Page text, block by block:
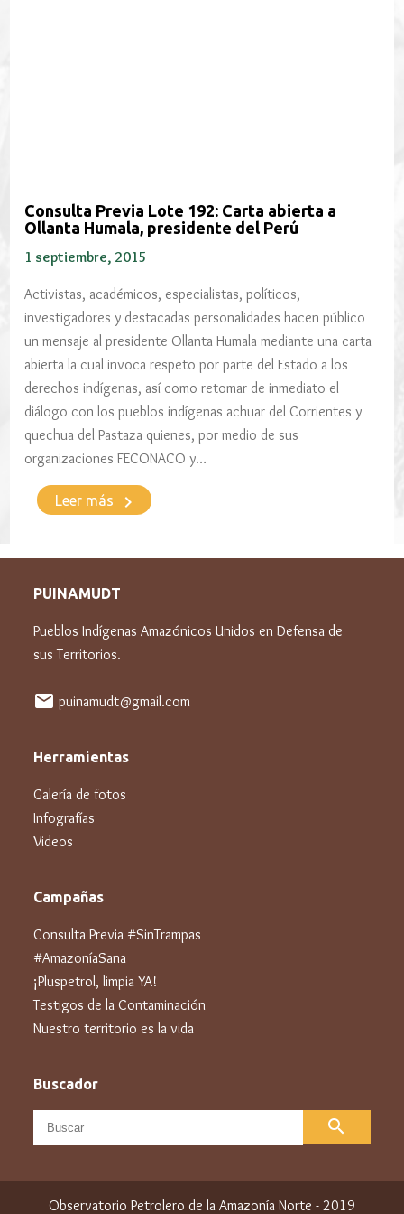
Consulta Previa Lote 192: Carta abierta a
Ollanta Humala, presidente del Perú
1 septiembre, 2015
Activistas, académicos, especialistas, políticos,
investigadores y destacadas personalidades hacen público
un mensaje al presidente Ollanta Humala mediante una carta
abierta la cual invoca respeto por parte del Estado a los
derechos indígenas, así como retomar de inmediato el
diálogo con los pueblos indígenas achuar del Corrientes y
quechua del Pastaza quienes, por medio de sus
organizaciones FECONACO y…
Leer más keyboard_arrow_right
PUINAMUDT
Pueblos Indígenas Amazónicos Unidos en Defensa de
sus Territorios.
mail puinamudt@gmail.com
Herramientas
Galería de fotos
Infografías
Videos
Campañas
Consulta Previa #SinTrampas
#AmazoníaSana
¡Pluspetrol, limpia YA!
Testigos de la Contaminación
Nuestro territorio es la vida
Buscador
search
Observatorio Petrolero de la Amazonía Norte - 2019